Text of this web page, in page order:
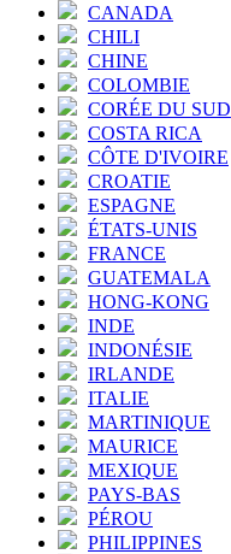
CANADA
CHILI
CHINE
COLOMBIE
CORÉE DU SUD
COSTA RICA
CÔTE D'IVOIRE
CROATIE
ESPAGNE
ÉTATS-UNIS
FRANCE
GUATEMALA
HONG-KONG
INDE
INDONÉSIE
IRLANDE
ITALIE
MARTINIQUE
MAURICE
MEXIQUE
PAYS-BAS
PÉROU
PHILIPPINES